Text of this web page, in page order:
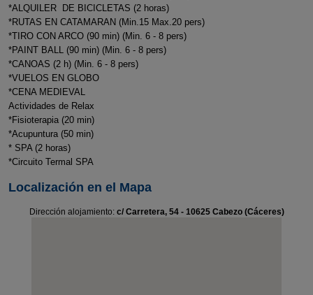
*ALQUILER DE BICICLETAS (2 horas)
*RUTAS EN CATAMARAN (Min.15 Max.20 pers)
*TIRO CON ARCO (90 min) (Min. 6 - 8 pers)
*PAINT BALL (90 min) (Min. 6 - 8 pers)
*CANOAS (2 h) (Min. 6 - 8 pers)
*VUELOS EN GLOBO
*CENA MEDIEVAL
Actividades de Relax
*Fisioterapia (20 min)
*Acupuntura (50 min)
* SPA (2 horas)
*Circuito Termal SPA
Localización en el Mapa
Dirección alojamiento: c/ Carretera, 54 - 10625 Cabezo (Cáceres)